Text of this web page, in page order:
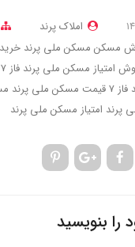
املاک پرند
مسکن مسکن ملی پرند
امتیاز مسکن ملی پرند فاز 7
7
قیمت مسکن ملی پرند
پرند امتیاز مسکن ملی پرند
را بنویسید